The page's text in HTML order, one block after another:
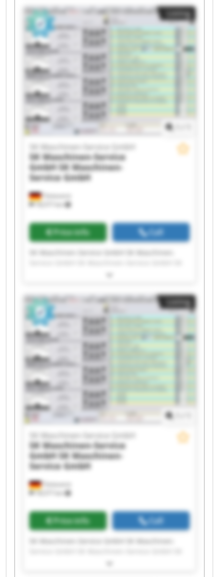
Maschinen-Service GmbH SK Maschinen-Service
GmbH SK Maschinen-Service GmbH SK
Maschinen-Service GmbH SK Maschinen-Service
GmbH SK Maschinen-Service GmbH SK
Maschinen-Service GmbH SK Maschinen-Service
GmbH SK Maschinen-Service GmbH SK
Maschinen-Service GmbH SK Maschinen-Service
GmbH SK Maschinen-Service GmbH SK
Maschinen-Service GmbH SK Maschinen-Service
GmbH
Listing
Tönisvorst
18,577 km
SK Maschinen-Service GmbH
SK Maschinen-Service
GmbH SK Maschinen-
Service GmbH
Price info Call
Maschinen-Service GmbH SK Maschinen-Service
Maschinen-Service GmbH SK Maschinen-Service
GmbH SK Maschinen-Service GmbH SK
Maschinen-Service GmbH SK Maschinen-Service
GmbH SK Maschinen-Service GmbH SK
Maschinen-Service GmbH SK Maschinen-Service
GmbH SK Maschinen-Service GmbH SK
Maschinen-Service GmbH SK Maschinen-Service
GmbH SK Maschinen-Service GmbH SK
Maschinen-Service GmbH SK Maschinen-Service
GmbH
Listing
Tönisvorst
18,577 km
SK Maschinen-Service GmbH
SK Maschinen-Service
GmbH SK Maschinen-
Service GmbH
Price info Call
Maschinen-Service GmbH SK Maschinen-Service